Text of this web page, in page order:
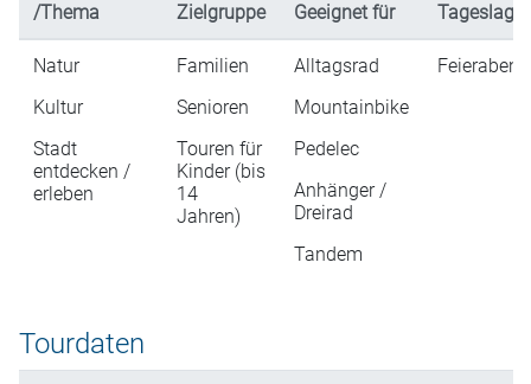
/Thema
Zielgruppe
Geeignet für
Tageslage)
Natur
Kultur
Stadt
entdecken /
erleben
Familien
Senioren
Touren für
Kinder (bis
14
Jahren)
Alltagsrad
Mountainbike
Pedelec
Anhänger /
Dreirad
Tandem
Tourdaten